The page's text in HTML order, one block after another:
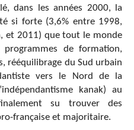
dans les années 2000, la
si forte (3,6% entre 1998,
et 2011) que tout le monde
de formation,
rééquilibrage du Sud urbain
vers le Nord de la
kanak) au
su trouver des
française et majoritaire.